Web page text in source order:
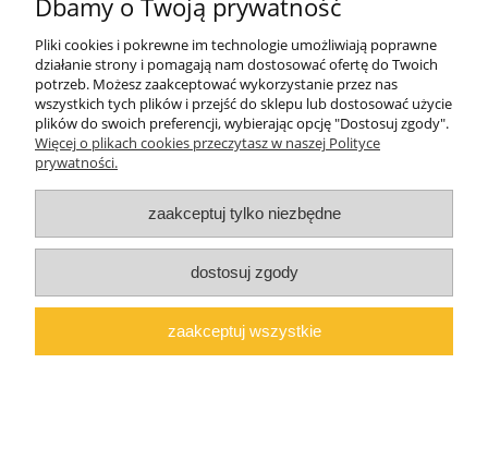
Polski producent mebli ALMER MEBLE | Okrajszów 20, 97-500
Radomsko, woj. łódzkie | NIP: 7722212376 | E-
mail:marcin@almermeble.pl| Telefon:446824803
© 2025copyright by ALMER MEBLE
Sklep internetowy Shoper.pl
Dbamy o Twoją prywatność
Pliki cookies i pokrewne im technologie umożliwiają poprawne
działanie strony i pomagają nam dostosować ofertę do Twoich
potrzeb. Możesz zaakceptować wykorzystanie przez nas
wszystkich tych plików i przejść do sklepu lub dostosować użycie
plików do swoich preferencji, wybierając opcję "Dostosuj zgody".
Więcej o plikach cookies przeczytasz w naszej Polityce
prywatności.
zaakceptuj tylko niezbędne
dostosuj zgody
zaakceptuj wszystkie